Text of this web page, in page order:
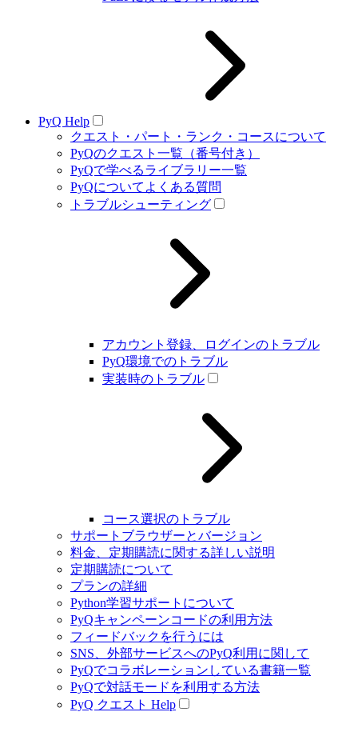
PyQ Help
クエスト・パート・ランク・コースについて
PyQのクエスト一覧（番号付き）
PyQで学べるライブラリー一覧
PyQについてよくある質問
トラブルシューティング
アカウント登録、ログインのトラブル
PyQ環境でのトラブル
実装時のトラブル
コース選択のトラブル
サポートブラウザーとバージョン
料金、定期購読に関する詳しい説明
定期購読について
プランの詳細
Python学習サポートについて
PyQキャンペーンコードの利用方法
フィードバックを行うには
SNS、外部サービスへのPyQ利用に関して
PyQでコラボレーションしている書籍一覧
PyQで対話モードを利用する方法
PyQ クエスト Help